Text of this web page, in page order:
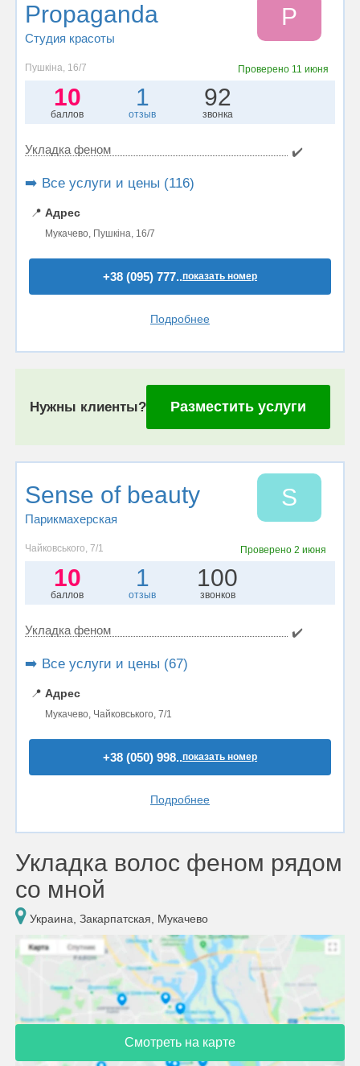
Propaganda
Студия красоты
P
Пушкіна, 16/7 Проверено 11 июня
10
баллов
1
отзыв
92
звонка
Укладка феном ✔️
➡️ Все услуги и цены (116)
📍 Адрес
Мукачево, Пушкіна, 16/7
+38 (095) 777..показать номер
Подробнее
Нужны клиенты? Разместить услуги
Sense of beauty
Парикмахерская
S
Чайковського, 7/1 Проверено2 июня
10
баллов
1
отзыв
100
звонков
Укладка феном ✔️
➡️ Все услуги и цены (67)
📍 Адрес
Мукачево, Чайковського, 7/1
+38 (050) 998..показать номер
Подробнее
Укладка волос феном рядом
со мной
Украина, Закарпатская, Мукачево
Смотреть на карте